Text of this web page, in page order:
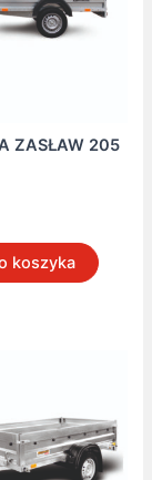
ZASŁAW 205
koszyka